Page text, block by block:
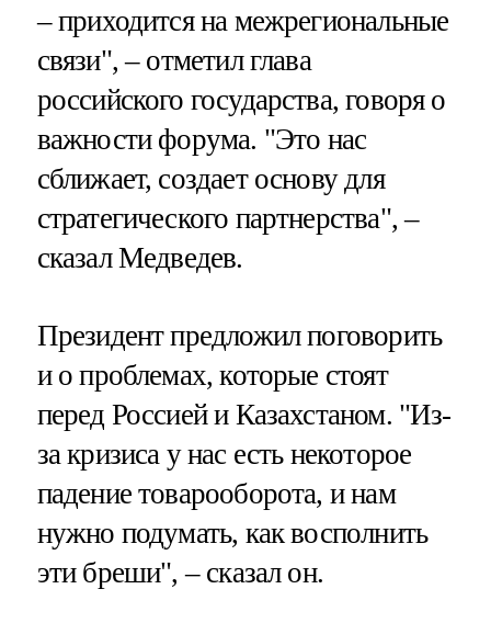
– приходится на межрегиональные
связи", – отметил глава
российского государства, говоря о
важности форума. "Это нас
сближает, создает основу для
стратегического партнерства", –
сказал Медведев.
Президент предложил поговорить
и о проблемах, которые стоят
перед Россией и Казахстаном. "Из-
за кризиса у нас есть некоторое
падение товарооборота, и нам
нужно подумать, как восполнить
эти бреши", – сказал он.